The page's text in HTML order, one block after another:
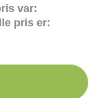
var:
pris er: